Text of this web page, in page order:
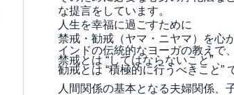
な提言をしています。
人生を幸福に過ごすために
禁戒・勧戒（ヤマ・ニヤマ）を心
インドの伝統的なヨーガの教えで、
禁戒とは “してはならないこと” 、
勧戒とは “積極的に行うべきこと”
人間関係の基本となる夫婦関係、